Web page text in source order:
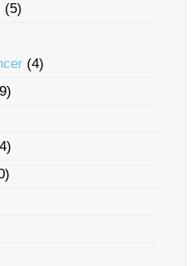
(5)
(4)